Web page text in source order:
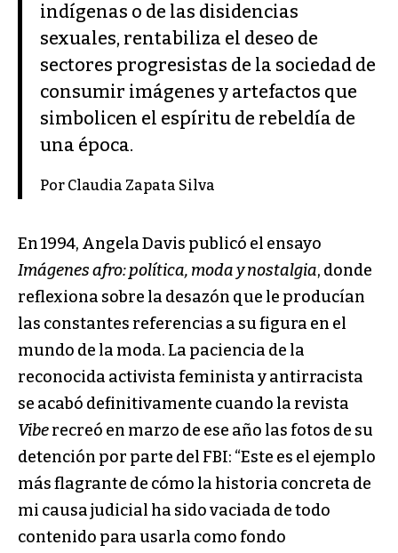
indígenas o de las disidencias
sexuales, rentabiliza el deseo de
sectores progresistas de la sociedad de
consumir imágenes y artefactos que
simbolicen el espíritu de rebeldía de
una época.
Por Claudia Zapata Silva
En 1994, Angela Davis publicó el ensayo
Imágenes afro: política, moda y nostalgia, donde
reflexiona sobre la desazón que le producían
las constantes referencias a su figura en el
mundo de la moda. La paciencia de la
reconocida activista feminista y antirracista
se acabó definitivamente cuando la revista
Viberecreó en marzo de ese año las fotos de su
detención por parte del FBI: “Este es el ejemplo
más flagrante de cómo la historia concreta de
mi causa judicial ha sido vaciada de todo
contenido para usarla como fondo